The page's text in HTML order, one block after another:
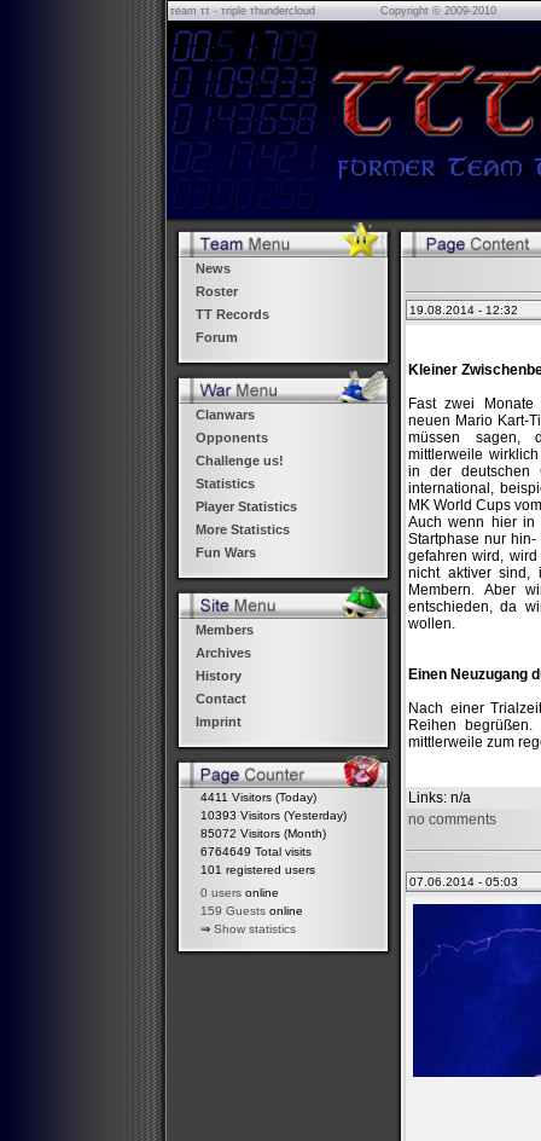
τeam ττ - τriple τhundercloud Copyright © 2009-2010
News
Roster
TT Records
Forum
Clanwars
Opponents
Challenge us!
Statistics
Player Statistics
More Statistics
Fun Wars
Members
Archives
History
Contact
Imprint
4411 Visitors (Today)
10393 Visitors (Yesterday)
85072 Visitors (Month)
6764649 Total visits
101 registered users
0 users online
159 Guests online
⇒ Show statistics
19.08.2014 - 12:32
Kleiner
Fast zwei
neuen Mario Kart-
müssen sagen,
mittlerweile
in der deutschen
international,
MK World Cups
Auch wenn hier in
Startphase nur
gefahren wird,
nicht aktiver sind,
Membern. Aber
entschieden, da
wollen.
Einen Neuzugang
Nach einer
Reihen
mittlerweile zum
Links: n/a
no comments
07.06.2014 - 05:03